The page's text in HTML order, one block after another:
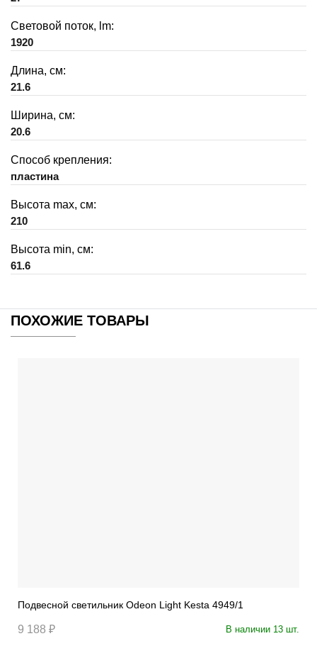
Световой поток, lm:
1920
Длина, см:
21.6
Ширина, см:
20.6
Способ крепления:
пластина
Высота max, см:
210
Высота min, см:
61.6
ПОХОЖИЕ ТОВАРЫ
Подвесной светильник Odeon Light Kesta 4949/1
9 188 ₽ В наличии 13 шт.